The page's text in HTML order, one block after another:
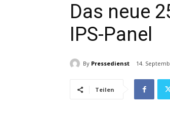
Das neue
IPS-Panel
By Pressedienst 14.
Teilen